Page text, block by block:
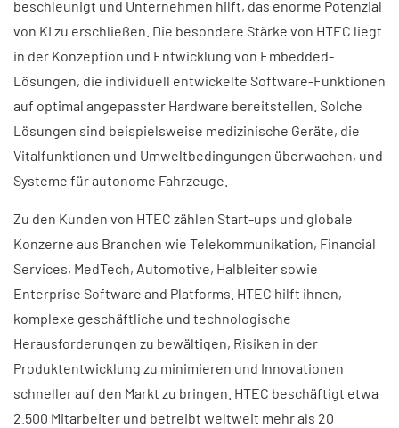
beschleunigt und Unternehmen hilft, das enorme Potenzial
von KI zu erschließen. Die besondere Stärke von HTEC liegt
in der Konzeption und Entwicklung von Embedded-
Lösungen, die individuell entwickelte Software-Funktionen
auf optimal angepasster Hardware bereitstellen. Solche
Lösungen sind beispielsweise medizinische Geräte, die
Vitalfunktionen und Umweltbedingungen überwachen, und
Systeme für autonome Fahrzeuge.
Zu den Kunden von HTEC zählen Start-ups und globale
Konzerne aus Branchen wie Telekommunikation, Financial
Services, MedTech, Automotive, Halbleiter sowie
Enterprise Software and Platforms. HTEC hilft ihnen,
komplexe geschäftliche und technologische
Herausforderungen zu bewältigen, Risiken in der
Produktentwicklung zu minimieren und Innovationen
schneller auf den Markt zu bringen. HTEC beschäftigt etwa
2.500 Mitarbeiter und betreibt weltweit mehr als 20